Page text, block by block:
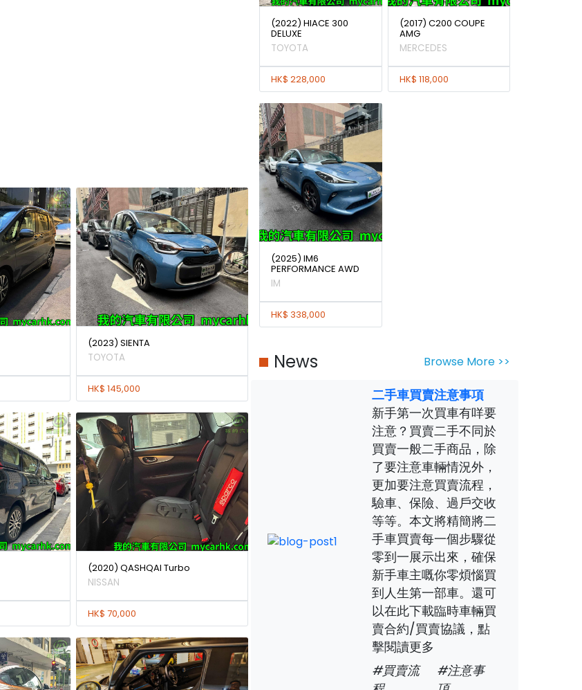
(2023) SIENTA
TOYOTA
HK$ 145,000
(2020) QASHQAI Turbo
NISSAN
HK$ 70,000
(2022) HIACE 300
DELUXE
TOYOTA
HK$ 228,000
(2017) C200 COUPE
AMG
MERCEDES
HK$ 118,000
(2025) IM6
PERFORMANCE AWD
IM
HK$ 338,000
News Browse More >>
二手車買賣注意事項
新手第一次買車有咩要
注意？買賣二手不同於
買賣一般二手商品，除
了要注意車輛情況外，
更加要注意買賣流程，
驗車、保險、過戶交收
等等。本文將精簡將二
手車買賣每一個步驟從
零到一展示出來，確保
新手車主嘅你零煩惱買
到人生第一部車。還可
以在此下載臨時車輛買
賣合約/買賣協議，點
擊閱讀更多
#買賣流
#注意事